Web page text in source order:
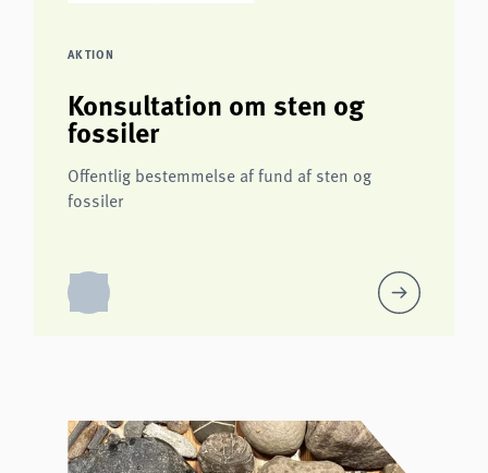
AKTION
Konsultation om sten og
fossiler
Offentlig bestemmelse af fund af sten og
fossiler